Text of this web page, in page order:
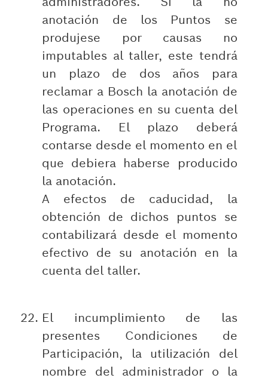
anotación de los Puntos se
produjese por causas no
imputables al taller, este tendrá
un plazo de dos años para
reclamar a Bosch la anotación de
las operaciones en su cuenta del
Programa. El plazo deberá
contarse desde el momento en el
que debiera haberse producido
la anotación.
A efectos de caducidad, la
obtención de dichos puntos se
contabilizará desde el momento
efectivo de su anotación en la
cuenta del taller.
El incumplimiento de las
presentes Condiciones de
Participación, la utilización del
nombre del administrador o la